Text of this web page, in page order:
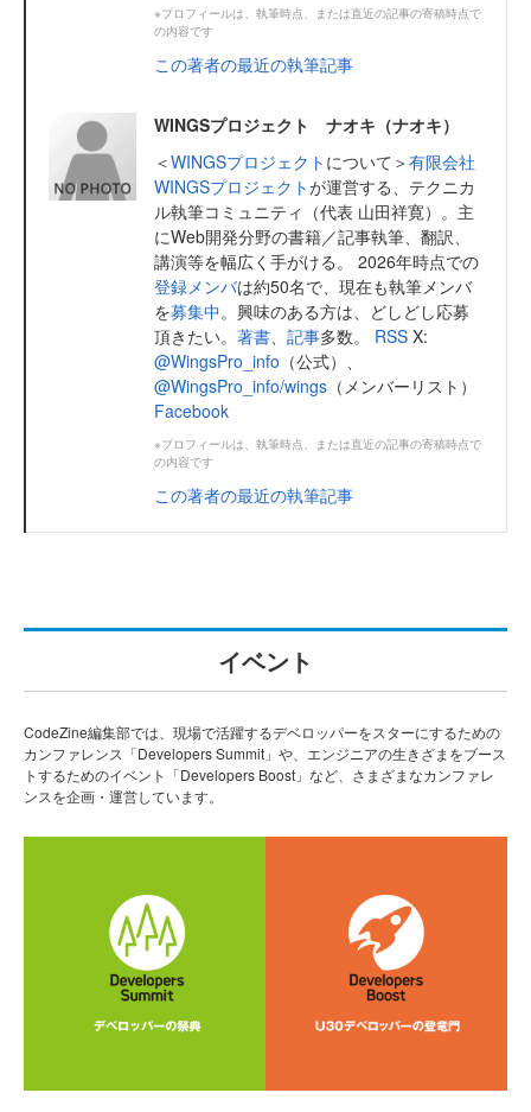
※プロフィールは、執筆時点、または直近の記事の寄稿時点で
の内容です
この著者の最近の執筆記事
WINGSプロジェクト ナオキ（ナオキ）
＜WINGSプロジェクト について＞有限会社
WINGSプロジェクトが運営する、テクニカ
ル執筆コミュニティ（代表 山田祥寛）。主
にWeb開発分野の書籍／記事執筆、翻訳、
講演等を幅広く手がける。 2026年時点での
登録メンバは約50名で、現在も執筆メンバ
を募集中。興味のある方は、どしどし応募
頂きたい。 著書 記事多数。 RSS X:
@WingsPro_info （公式）、
@WingsPro_info/wings （メンバーリスト）
Facebook
※プロフィールは、執筆時点、または直近の記事の寄稿時点で
の内容です
この著者の最近の執筆記事
イベント
CodeZine編集部では、現場で活躍するデベロッパーをスターにするための
カンファレンス「Developers Summit」や、エンジニアの生きざまをブース
トするためのイベント「Developers Boost」など、さまざまなカンファレ
ンスを企画・運営しています。